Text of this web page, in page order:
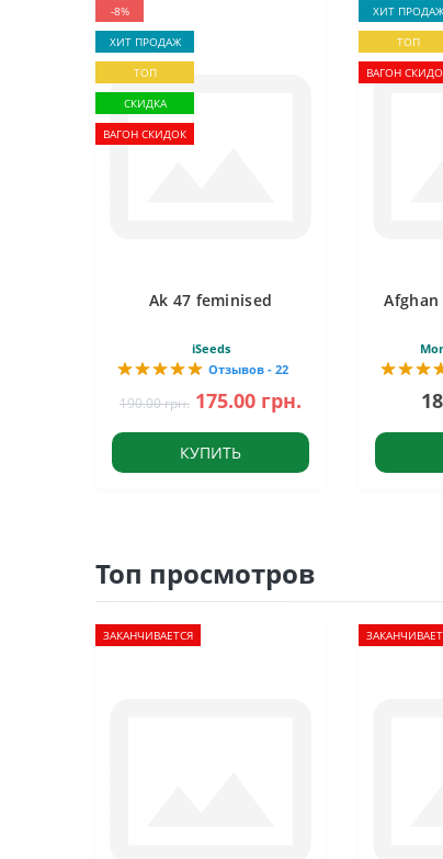
-8%
ХИТ ПРОДАЖ
ТОП
СКИДКА
ВАГОН СКИДОК
Ak 47 feminised
iSeeds
Отзывов - 22
190.00 грн. 175.00 грн.
КУПИТЬ
ХИТ ПРОДАЖ
ТОП
ВАГОН
Топ просмотров
ЗАКАНЧИВАЕТСЯ